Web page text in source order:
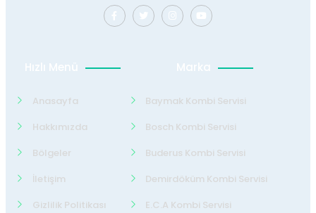
Hızlı Menü
Anasayfa
Hakkımızda
Bölgeler
İletişim
Gizlilik Politikası
Marka
Baymak Kombi Servisi
Bosch Kombi Servisi
Buderus Kombi Servisi
Demirdöküm Kombi Servisi
E.C.A Kombi Servisi